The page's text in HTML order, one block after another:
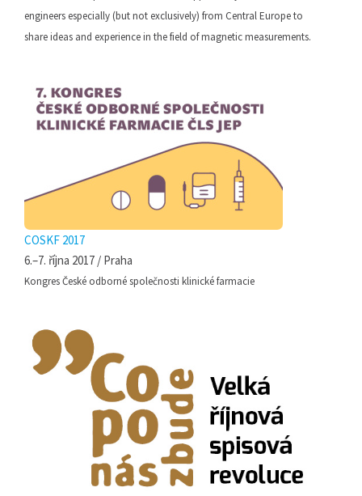
engineers especially (but not exclusively) from Central Europe to
share ideas and experience in the field of magnetic measurements.
COSKF 2017
6.–7. října 2017 / Praha
Kongres České odborné společnosti klinické farmacie